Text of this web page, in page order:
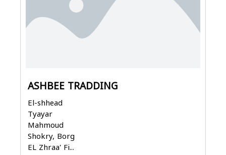
ASHBEE TRADDING
El-shhead
Tyayar
Mahmoud
Shokry, Borg
EL Zhraa' Fi...